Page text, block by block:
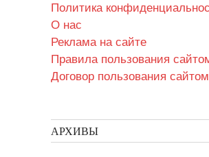
Политика
О нас
Реклама на сайте
Правила пользования
Договор пользования сайтом
АРХИВЫ